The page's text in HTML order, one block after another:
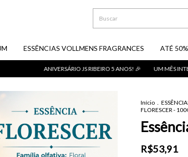
ESSÊNCIAS VOLLMENS FRAGRANCES ATÉ
ANIVERSÁRIO JS RIBEIRO 5 ANOS! 🎉 UM MÊS INTEIRO DE
Início .
FLORESCER -
R$53,91